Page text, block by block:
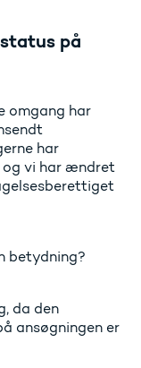
på
omgang har
har
og vi har ændret
betydning?
da den
ansøgningen er